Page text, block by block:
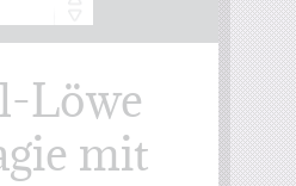
Löwe
mit